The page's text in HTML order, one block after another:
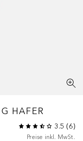
HAFER
3.5 (6)
Preise inkl. MwSt.